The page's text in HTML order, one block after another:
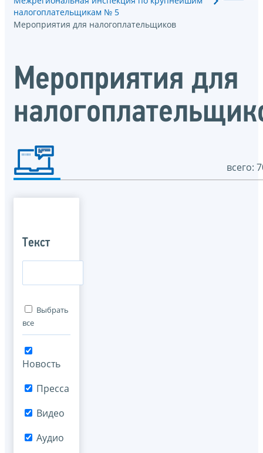
налогоплательщикам № 5
Мероприятия для налогоплательщиков
Мероприятия для
всего:
Текст
Выбрать
все
Новость
Пресса
Видео
Аудио